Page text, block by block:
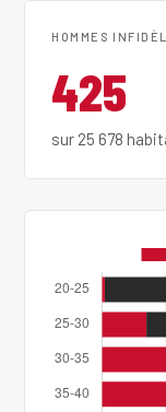
HOMMES
425
sur 25 678